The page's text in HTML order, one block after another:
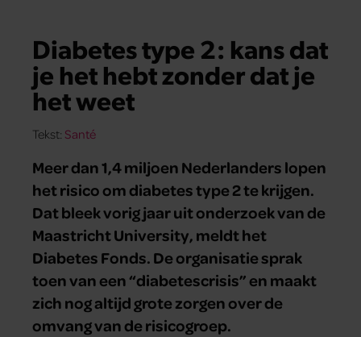
Diabetes type 2: kans dat
je het hebt zonder dat je
het weet
Tekst: Santé
Meer dan 1,4 miljoen Nederlanders lopen
het risico om diabetes type 2 te krijgen.
Dat bleek vorig jaar uit onderzoek van de
Maastricht University, meldt het
Diabetes Fonds. De organisatie sprak
toen van een “diabetescrisis” en maakt
zich nog altijd grote zorgen over de
omvang van de risicogroep.